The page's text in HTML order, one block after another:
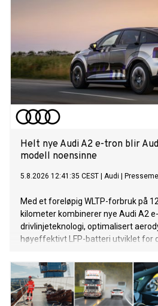
Helt nye Audi A2 e-tron blir
modell noensinne
5.8.2026 12:41:35 CEST Audi
Med et foreløpig WLTP-forbruk på
kilometer kombinerer nye Audi A2
drivlinjeteknologi, optimalisert
høyeffektivt LFP-batteri utviklet for